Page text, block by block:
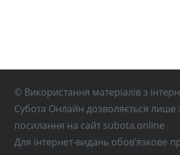
© Використання матеріалів з
Субота Онлайн дозволяється лише
посилання на сайт subota.online
Для інтернет-видань обов’язкове